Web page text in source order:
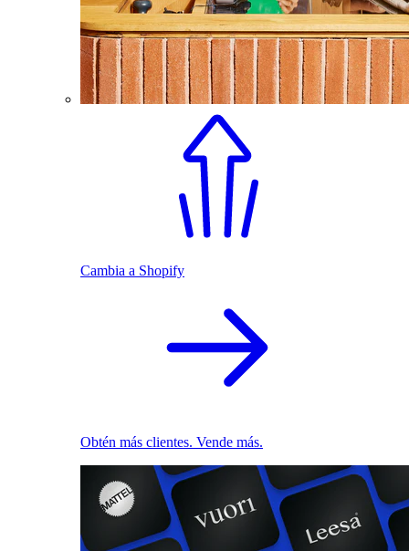
Cambia a Shopify
Obtén más clientes. Vende más.